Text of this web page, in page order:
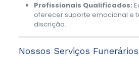
Profissionais Qualificados:
oferecer suporte emocional e
discrição.
Nossos Serviços Funerários